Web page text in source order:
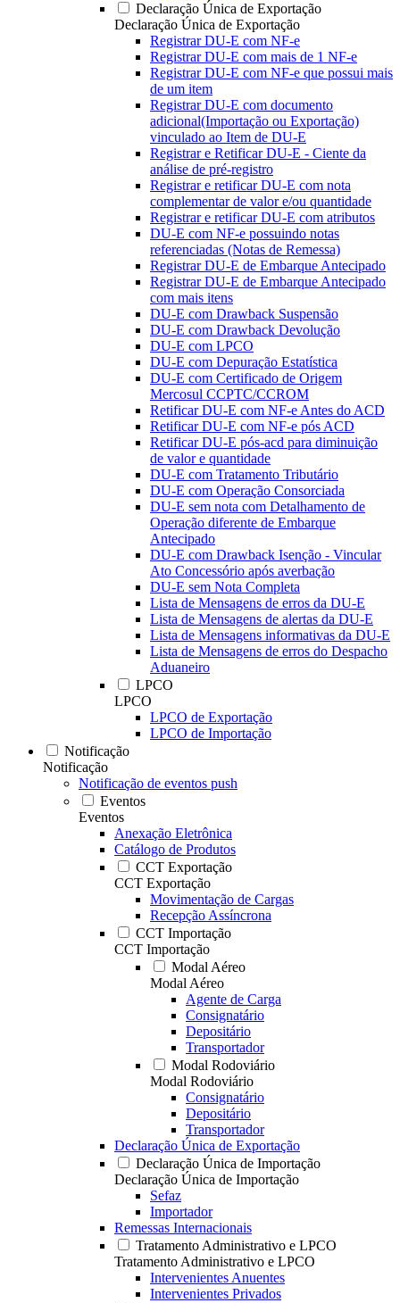
Declaração Única de Exportação
Declaração Única de Exportação
Registrar DU-E com NF-e
Registrar DU-E com mais de 1 NF-e
Registrar DU-E com NF-e que possui mais
de um item
Registrar DU-E com documento
adicional(Importação ou Exportação)
vinculado ao Item de DU-E
Registrar e Retificar DU-E - Ciente da
análise de pré-registro
Registrar e retificar DU-E com nota
complementar de valor e/ou quantidade
Registrar e retificar DU-E com atributos
DU-E com NF-e possuindo notas
referenciadas (Notas de Remessa)
Registrar DU-E de Embarque Antecipado
Registrar DU-E de Embarque Antecipado
com mais itens
DU-E com Drawback Suspensão
DU-E com Drawback Devolução
DU-E com LPCO
DU-E com Depuração Estatística
DU-E com Certificado de Origem
Mercosul CCPTC/CCROM
Retificar DU-E com NF-e Antes do ACD
Retificar DU-E com NF-e pós ACD
Retificar DU-E pós-acd para diminuição
de valor e quantidade
DU-E com Tratamento Tributário
DU-E com Operação Consorciada
DU-E sem nota com Detalhamento de
Operação diferente de Embarque
Antecipado
DU-E com Drawback Isenção - Vincular
Ato Concessório após averbação
DU-E sem Nota Completa
Lista de Mensagens de erros da DU-E
Lista de Mensagens de alertas da DU-E
Lista de Mensagens informativas da DU-E
Lista de Mensagens de erros do Despacho
Aduaneiro
LPCO
LPCO
LPCO de Exportação
LPCO de Importação
Notificação
Notificação
Notificação de eventos push
Eventos
Eventos
Anexação Eletrônica
Catálogo de Produtos
CCT Exportação
CCT Exportação
Movimentação de Cargas
Recepção Assíncrona
CCT Importação
CCT Importação
Modal Aéreo
Modal Aéreo
Agente de Carga
Consignatário
Depositário
Transportador
Modal Rodoviário
Modal Rodoviário
Consignatário
Depositário
Transportador
Declaração Única de Exportação
Declaração Única de Importação
Declaração Única de Importação
Sefaz
Importador
Remessas Internacionais
Tratamento Administrativo e LPCO
Tratamento Administrativo e LPCO
Intervenientes Anuentes
Intervenientes Privados